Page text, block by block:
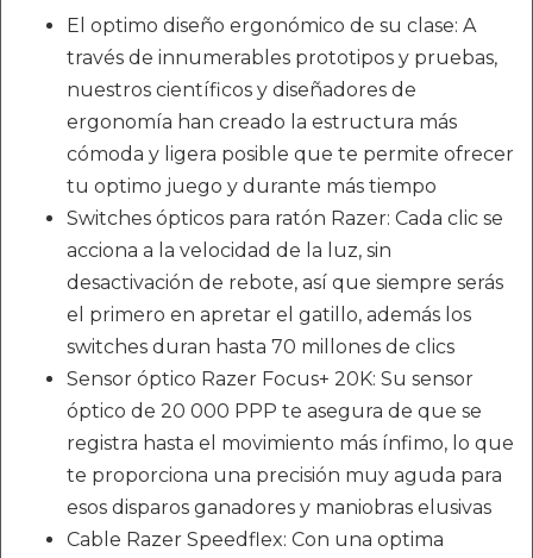
El optimo diseño ergonómico de su clase: A
través de innumerables prototipos y pruebas,
nuestros científicos y diseñadores de
ergonomía han creado la estructura más
cómoda y ligera posible que te permite ofrecer
tu optimo juego y durante más tiempo
Switches ópticos para ratón Razer: Cada clic se
acciona a la velocidad de la luz, sin
desactivación de rebote, así que siempre serás
el primero en apretar el gatillo, además los
switches duran hasta 70 millones de clics
Sensor óptico Razer Focus+ 20K: Su sensor
óptico de 20 000 PPP te asegura de que se
registra hasta el movimiento más ínfimo, lo que
te proporciona una precisión muy aguda para
esos disparos ganadores y maniobras elusivas
Cable Razer Speedflex: Con una optima